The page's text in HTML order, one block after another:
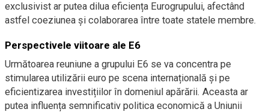
exclusivist ar putea dilua eficiența Eurogrupului, afectând
astfel coeziunea și colaborarea între toate statele membre.
Perspectivele viitoare ale E6
Următoarea reuniune a grupului E6 se va concentra pe
stimularea utilizării euro pe scena internațională și pe
eficientizarea investițiilor în domeniul apărării. Aceasta ar
putea influența semnificativ politica economică a Uniunii